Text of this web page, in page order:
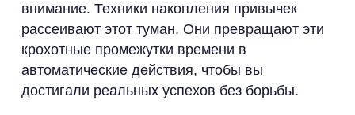
внимание. Техники накопления привычек
рассеивают этот туман. Они превращают эти
крохотные промежутки времени в
автоматические действия, чтобы вы
достигали реальных успехов без борьбы.